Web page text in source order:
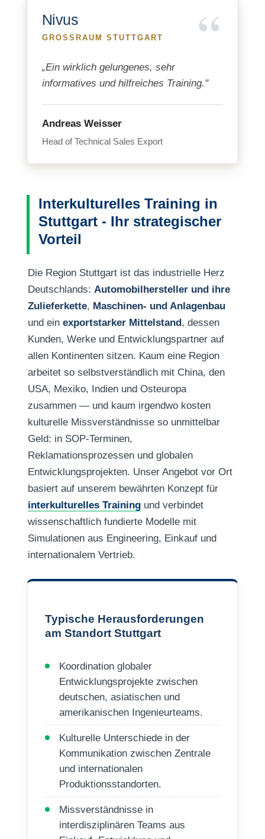
Nivus
GROSSRAUM STUTTGART
„Ein wirklich gelungenes, sehr
informatives und hilfreiches Training."
Andreas Weisser
Head of Technical Sales Export
Interkulturelles Training in
Stuttgart - Ihr strategischer
Vorteil
Die Region Stuttgart ist das industrielle Herz
Deutschlands: Automobilhersteller und ihre
Zulieferkette, Maschinen- und Anlagenbau
und ein exportstarker Mittelstand, dessen
Kunden, Werke und Entwicklungspartner auf
allen Kontinenten sitzen. Kaum eine Region
arbeitet so selbstverständlich mit China, den
USA, Mexiko, Indien und Osteuropa
zusammen — und kaum irgendwo kosten
kulturelle Missverständnisse so unmittelbar
Geld: in SOP-Terminen,
Reklamationsprozessen und globalen
Entwicklungsprojekten. Unser Angebot vor Ort
basiert auf unserem bewährten Konzept für
interkulturelles Trainingund verbindet
wissenschaftlich fundierte Modelle mit
Simulationen aus Engineering, Einkauf und
internationalem Vertrieb.
Typische Herausforderungen
am Standort Stuttgart
Koordination globaler
Entwicklungsprojekte zwischen
deutschen, asiatischen und
amerikanischen Ingenieurteams.
Kulturelle Unterschiede in der
Kommunikation zwischen Zentrale
und internationalen
Produktionsstandorten.
Missverständnisse in
interdisziplinären Teams aus